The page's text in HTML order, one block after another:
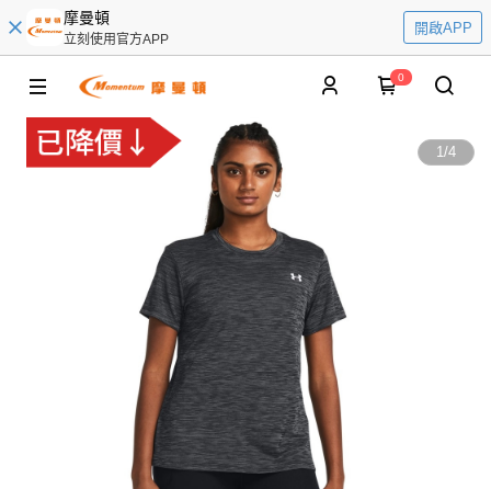
摩曼頓
立刻使用官方APP
開啟APP
0
1/4